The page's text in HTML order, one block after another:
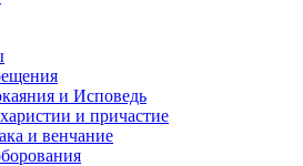
и Исповедь
и причастие
и венчание